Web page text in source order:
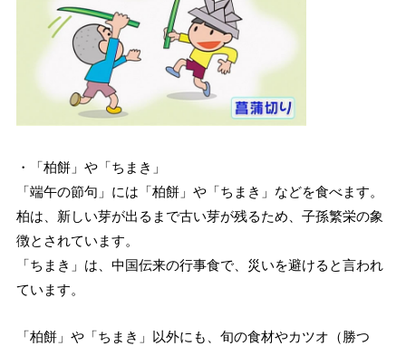
・「柏餅」や「ちまき」
「端午の節句」には「柏餅」や「ちまき」などを食べます。
柏は、新しい芽が出るまで古い芽が残るため、子孫繁栄の象
徴とされています。
「ちまき」は、中国伝来の行事食で、災いを避けると言われ
ています。
「柏餅」や「ちまき」以外にも、旬の食材やカツオ（勝つ